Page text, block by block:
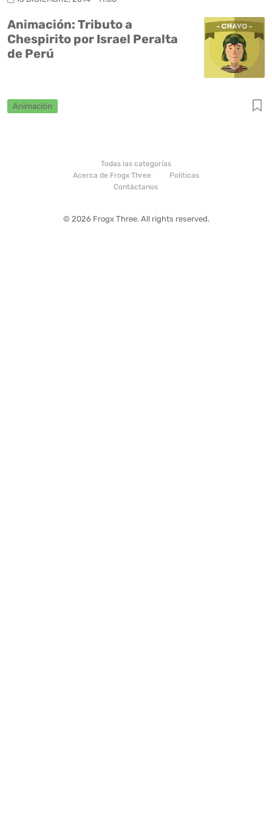
Animación: Tributo a
Chespirito por Israel Peralta
de Perú
Animación
Todas las categorías
Acerca de Frogx Three
Politicas
Contáctanos
© 2026 Frogx Three. All rights reserved.